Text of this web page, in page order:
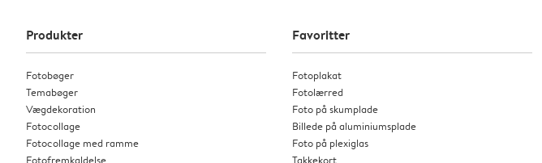
Produkter
Fotobøger
Temabøger
Vægdekoration
Fotocollage
Fotocollage med ramme
Fotofremkaldelse
Favoritter
Fotoplakat
Fotolærred
Foto på skumplade
Billede på aluminiumsplade
Foto på plexiglas
Takkekort